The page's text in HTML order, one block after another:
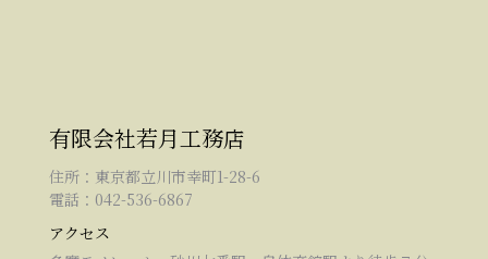
有限会社若月工務店
住所：東京都立川市幸町1-28-6
電話：042-536-6867
アクセス